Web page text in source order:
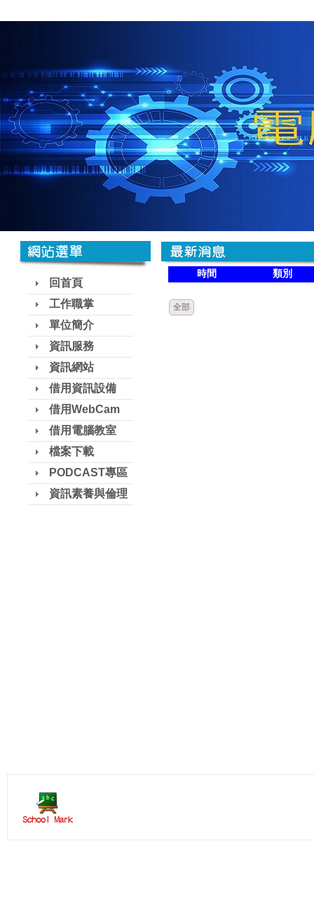
回首頁
工作職掌
單位簡介
資訊服務
資訊網站
借用資訊設備
借用WebCam
借用電腦教室
檔案下載
PODCAST專區
資訊素養與倫理
時間 類別
全部